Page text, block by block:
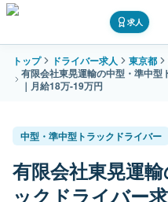
求人
トップ ドライバー求人 東京都
有限会社東晃運輸の中型・準中
｜月給18万-19万円
中型・準中型トラックドライバー
有限会社東晃運
ックドライバー